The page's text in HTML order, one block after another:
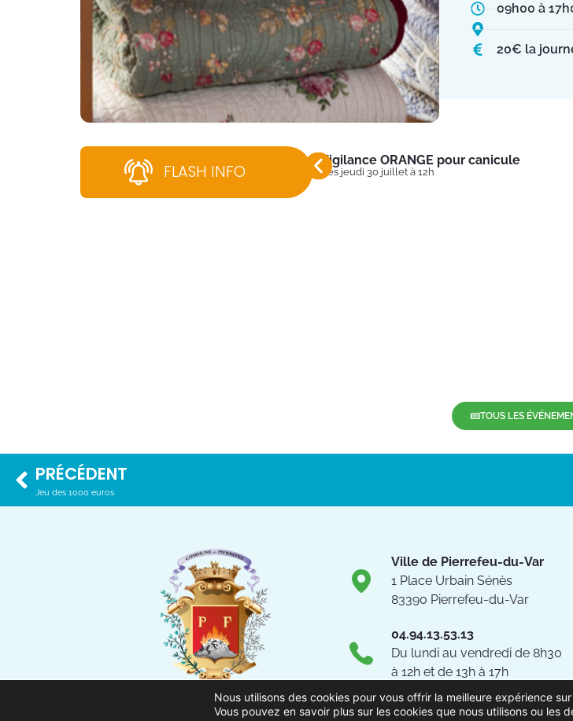
09h00 à
20€ la
FLASH INFO
Vigilance ORANGE pour canicule
Dès jeudi 30 juillet à 12h
TOUS LES
PRÉCÉDENT
Jeu des 1000 euros
Ville de Pierrefeu-du-Var
1 Place Urbain Sénès
83390 Pierrefeu-du-Var
04.94.13.53.13
Du lundi au vendredi de 8h30
à 12h et de 13h à 17h
Nous utilisons des cookies pour vous offrir la meilleure expérience
Vous pouvez en savoir plus sur les cookies que nous utilisons ou les